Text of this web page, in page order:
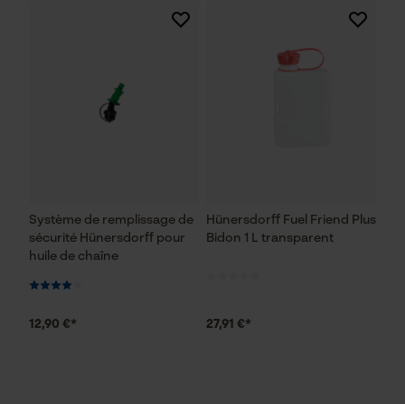
Système de remplissage de
sécurité Hünersdorff pour
huile de chaîne
12,90 €*
Hünersdorff Fuel Friend Plus
Bidon 1 L transparent
27,91 €*
Vérifier linstallation de cookies
Sauvegarder les préférences